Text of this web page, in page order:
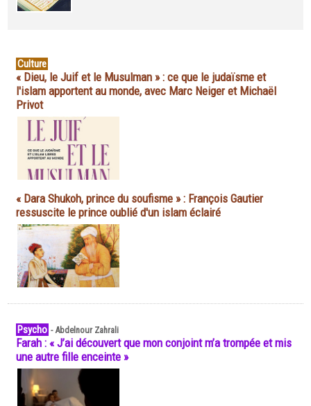
Culture
« Dieu, le Juif et le Musulman » : ce que le judaïsme et
l'islam apportent au monde, avec Marc Neiger et Michaël
Privot
« Dara Shukoh, prince du soufisme » : François Gautier
ressuscite le prince oublié d'un islam éclairé
Psycho -Abdelnour Zahrali
Farah : « J’ai découvert que mon conjoint m’a trompée et mis
une autre fille enceinte »